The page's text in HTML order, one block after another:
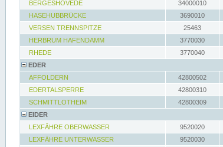
BERGESHÖVEDE
34000010
HASEHUBBRÜCKE
3690010
VERSEN TRENNSPITZE
25463
HERBRUM HAFENDAMM
3770030
RHEDE
3770040
EDER
AFFOLDERN
42800502
EDERTALSPERRE
42800310
SCHMITTLOTHEIM
42800309
EIDER
LEXFÄHRE OBERWASSER
9520020
LEXFÄHRE UNTERWASSER
9520030